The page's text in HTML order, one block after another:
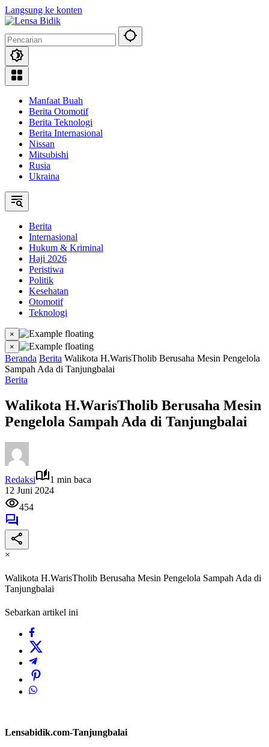
Langsung ke konten
Manfaat Buah
Berita Otomotif
Berita Teknologi
Berita Internasional
Nissan
Mitsubishi
Rusia
Ukraina
Berita
Internasional
Hukum & Kriminal
Haji 2026
Peristiwa
Politik
Kesehatan
Otomotif
Teknologi
×
×
Beranda Berita Walikota H.WarisTholib Berusaha Mesin Pengelola
Sampah Ada di Tanjungbalai
Berita
Walikota H.WarisTholib Berusaha Mesin
Pengelola Sampah Ada di Tanjungbalai
Redaksi
1 min baca
12 Juni 2024
454
×
Walikota H.WarisTholib Berusaha Mesin Pengelola Sampah Ada di
Tanjungbalai
Sebarkan artikel ini
Lensabidik.com-Tanjungbalai